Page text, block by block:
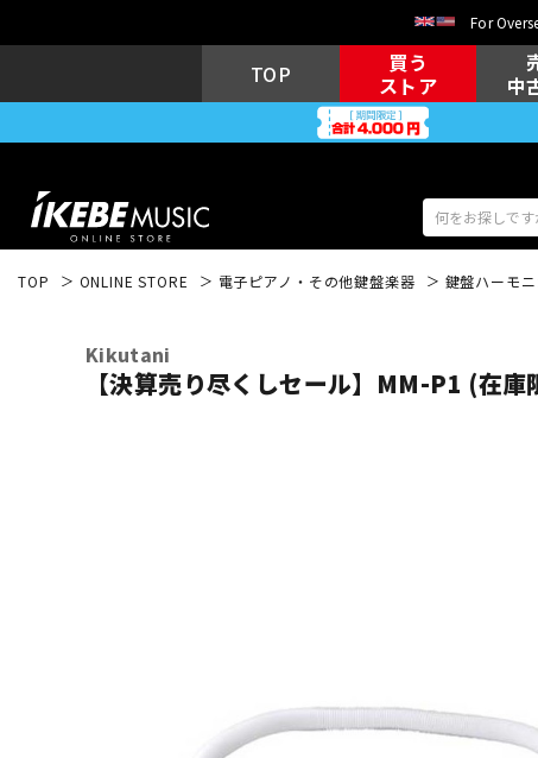
For
TOP
買う
ストア
中
TOP ONLINE STORE 電子ピアノ・その他鍵盤楽器 鍵盤ハーモニ
Kikutani
【決算売り尽くしセール】MM-P1 (在庫